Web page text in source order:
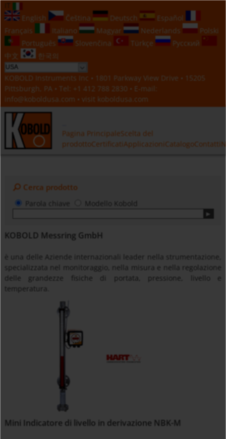
English
Čeština Deutsch
Español
Français
Italiano Magyar Nederlands
Polski
Português
Slovenčina Türkçe
Русский
中文
한국의
KOBOLD Instruments Inc • 1801 Parkway View Drive • 15205
Pittsburgh, PA • Tel:
+1 412 788 2830 • E-mail:
info@koboldusa.com • visit koboldusa.com
Pagina PrincipaleScelta del
prodottoCertificati Applicazioni CatalogoContatti
Cerca prodotto
Modello Kobold
KOBOLD Messring GmbH
è una delle Aziende internazionali leader nella strumentazione,
specializzata nel monitoraggio, nella misura e nella regolazione
delle grandezze fisiche di portata, pressione, livello e
Mini Indicatore di livello in derivazione NBK-M